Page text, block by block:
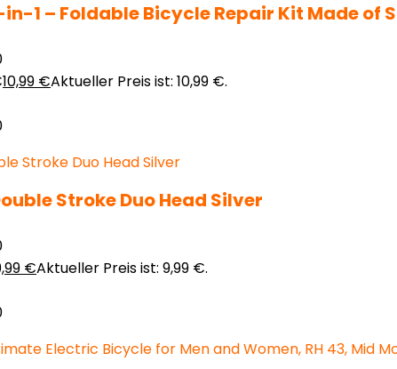
in-1 – Foldable Bicycle Repair Kit Made
10,99 €Aktueller Preis ist: 10,99 €.
Stroke Duo Head Silver
€Aktueller Preis ist: 9,99 €.